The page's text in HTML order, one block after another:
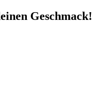
Geschmack!